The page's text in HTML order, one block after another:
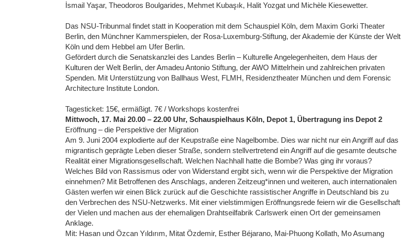
İsmail Yaşar, Theodoros Boulgarides, Mehmet Kubaşık, Halit Yozgat und Michèle Kiesewetter.
Das NSU-Tribunmal findet statt in Kooperation mit dem Schauspiel Köln, dem Maxim Gorki Theater
Berlin, den Münchner Kammerspielen, der Rosa-Luxemburg-Stiftung, der Akademie der Künste der Welt
Köln und dem Hebbel am Ufer Berlin.
Gefördert durch die Senatskanzlei des Landes Berlin – Kulturelle Angelegenheiten, dem Haus der
Kulturen der Welt Berlin, der Amadeu Antonio Stiftung, der AWO Mittelrhein und zahlreichen privaten
Spenden. Mit Unterstützung von Ballhaus West, FLMH, Residenztheater München und dem Forensic
Architecture Institute London.
Tagesticket: 15€, ermäßigt. 7€ / Workshops kostenfrei
Mittwoch, 17. Mai 20.00 – 22.00 Uhr, Schauspielhaus Köln, Depot 1, Übertragung ins Depot 2
Eröffnung – die Perspektive der Migration
Am 9. Juni 2004 explodierte auf der Keupstraße eine Nagelbombe. Dies war nicht nur ein Angriff auf das
migrantisch geprägte Leben dieser Straße, sondern stellvertretend ein Angriff auf die gesamte deutsche
Realität einer Migrationsgesellschaft. Welchen Nachhall hatte die Bombe? Was ging ihr voraus?
Welches Bild von Rassismus oder von Widerstand ergibt sich, wenn wir die Perspektive der Migration
einnehmen? Mit Betroffenen des Anschlags, anderen Zeitzeug*innen und weiteren, auch internationalen
Gästen werfen wir einen Blick zurück auf die Geschichte rassistischer Angriffe in Deutschland bis zu
den Verbrechen des NSU-Netzwerks. Mit einer vielstimmigen Eröffnungsrede feiern wir die Gesellschaft
der Vielen und machen aus der ehemaligen Drahtseilfabrik Carlswerk einen Ort der gemeinsamen
Anklage.
Mit: Hasan und Özcan Yıldırım, Mitat Özdemir, Esther Béjarano, Mai-Phuong Kollath, Mo Asumang